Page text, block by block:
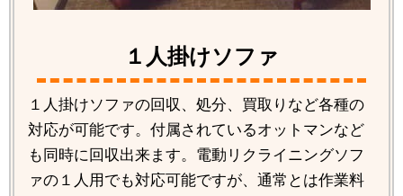
１人掛けソファ
１人掛けソファの回収、処分、買取りなど各種の
対応が可能です。付属されているオットマンなど
も同時に回収出来ます。電動リクライニングソフ
ァの１人用でも対応可能ですが、通常とは作業料